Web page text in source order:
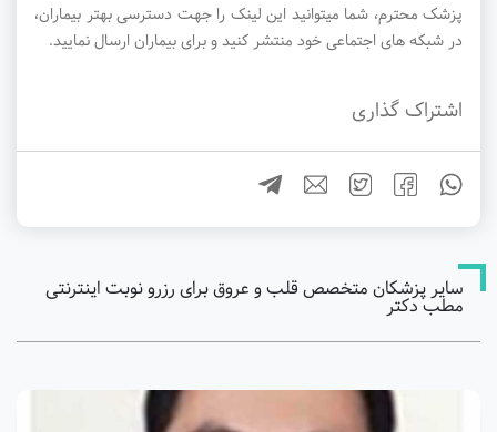
پزشک محترم، شما میتوانید این لینک را جهت دسترسی بهتر بیماران،
در شبکه های اجتماعی خود منتشر کنید و برای بیماران ارسال نمایید.
اشتراک گذاری
سایر پزشکان متخصص قلب و عروق برای رزرو نوبت اینترنتی
مطب دکتر